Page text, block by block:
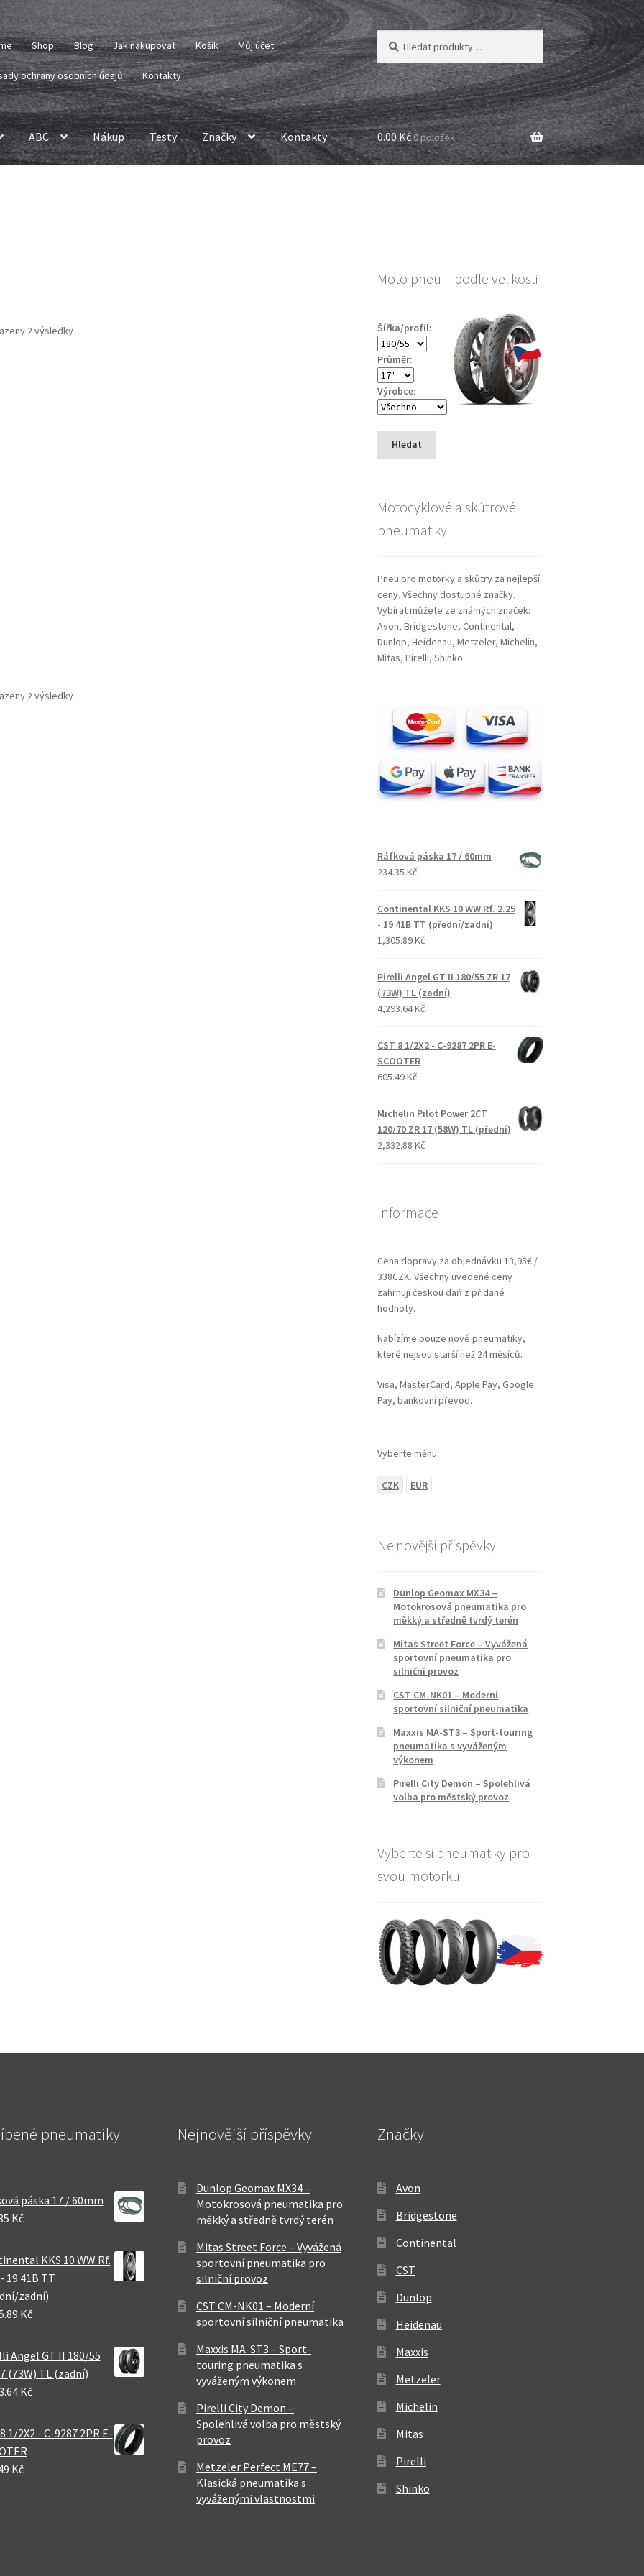
Shop Blog Jak nakupovat Košík Můj účet
ochrany osobních údajů Kontakty
Hledat:
Hledat
ABC Nákup Testy Značky Kontakty 0.00 Kč0 položek
2 výsledkySeřazeno
2 výsledkySeřazeno
Moto pneu – podle velikosti
Šířka/profil:
Průměr:
Výrobce:
Hledat
Motocyklové a skútrové
pneumatiky
Pneu pro motorky a skůtry za nejlepší
ceny. Všechny dostupné značky.
Vybírat můžete ze známých značek:
Avon, Bridgestone, Continental,
Dunlop, Heidenau, Metzeler, Michelin,
Mitas, Pirelli, Shinko.
Ráfková páska 17 / 60mm
234.35 Kč
Continental KKS 10 WW Rf. 2.25
- 19 41B TT (přední/zadní)
1,305.89 Kč
Pirelli Angel GT II 180/55 ZR 17
(73W) TL (zadní)
4,293.64 Kč
CST 8 1/2X2 - C-9287 2PR E-
SCOOTER
605.49 Kč
Michelin Pilot Power 2CT
120/70 ZR 17 (58W) TL (přední)
2,332.88 Kč
Informace
Cena dopravy za objednávku 13,95€ /
338CZK. Všechny uvedené ceny
zahrnují českou daň z přidané
hodnoty.
Nabízíme pouze nové pneumatiky,
které nejsou starší než 24 měsíců.
Visa, MasterCard, Apple Pay, Google
Pay, bankovní převod.
Vyberte měnu:
CZK EUR
Nejnovější příspěvky
Dunlop Geomax MX34 –
Motokrosová pneumatika pro
měkký a středně tvrdý terén
Mitas Street Force – Vyvážená
sportovní pneumatika pro
silniční provoz
CST CM-NK01 – Moderní
sportovní silniční pneumatika
Maxxis MA-ST3 – Sport-touring
pneumatika s vyváženým
výkonem
Pirelli City Demon – Spolehlivá
volba pro městský provoz
Vyberte si pneumatiky pro
svou motorku
pneumatiky
páska 17 / 60mm
Kč
KKS 10 WW Rf.
19 41B TT
zadní)
Kč
Angel GT II 180/55
(73W) TL (zadní)
Kč
1/2X2 - C-9287 2PR E-
Kč
Nejnovější příspěvky
Dunlop Geomax MX34 –
Motokrosová pneumatika pro
měkký a středně tvrdý terén
Mitas Street Force – Vyvážená
sportovní pneumatika pro
silniční provoz
CST CM-NK01 – Moderní
sportovní silniční pneumatika
Maxxis MA-ST3 – Sport-
touring pneumatika s
vyváženým výkonem
Pirelli City Demon –
Spolehlivá volba pro městský
provoz
Metzeler Perfect ME77 –
Klasická pneumatika s
vyváženými vlastnostmi
Značky
Avon
Bridgestone
Continental
CST
Dunlop
Heidenau
Maxxis
Metzeler
Michelin
Mitas
Pirelli
Shinko